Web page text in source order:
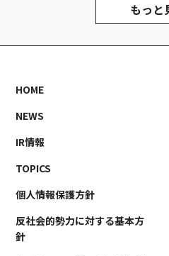
もっと
HOME
NEWS
IR情報
TOPICS
個人情報保護方針
反社会的勢力に対する基本方
針